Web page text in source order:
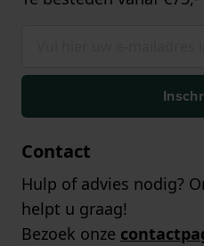
Contact
Hulp of advies nodig?
helpt u graag!
Bezoek onze